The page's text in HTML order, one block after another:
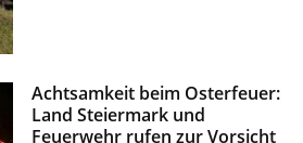
Achtsamkeit beim Osterfeuer:
Land Steiermark und
Feuerwehr rufen zur Vorsicht